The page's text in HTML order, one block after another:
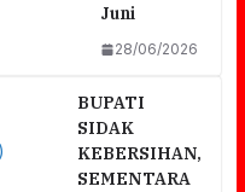
Juni
28/06/2026
BUPATI
SIDAK
KEBERSIHAN,
SEMENTARA